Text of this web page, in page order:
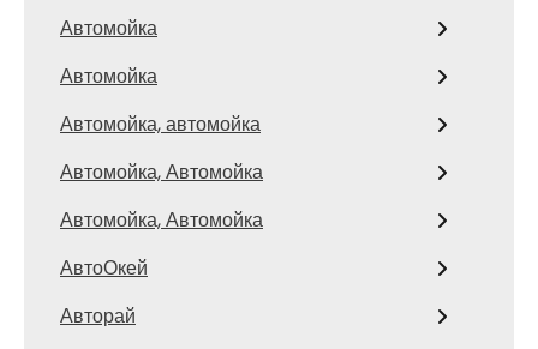
Автомойка
Автомойка
Автомойка, автомойка
Автомойка, Автомойка
Автомойка, Автомойка
АвтоОкей
Авторай